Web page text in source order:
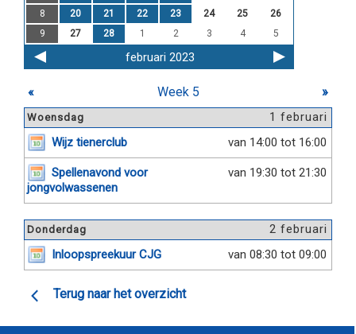
8
20 21 22 23 24 25
26
9
27 28 1 2 3 4 5
februari 2023
« Week 5 »
1 februari
Woensdag
van 14:00 tot 16:00
Wijz tienerclub
van 19:30 tot 21:30
Spellenavond voor
jongvolwassenen
2 februari
Donderdag
van 08:30 tot 09:00
Inloopspreekuur CJG
Terug naar het overzicht